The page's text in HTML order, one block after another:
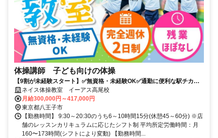
体操講師 子ども向けの体操
【9割が未経験スタート】✅️無資格・未経験OK✅️通勤に便利な駅チカ✅️
充実のサポートで安心して始められます！
ネイス体操教室 イーアス高尾校
月給300,000円～417,000円
東京都八王子市
【勤務時間】 9:30～20:30のうち6～10時間15分(休憩45～60分) ※店
舗のレッスンカリキュラムに応じたシフト制 平均所定労働時間：月
160〜173時間(シフトにより変動) 【勤務時間...